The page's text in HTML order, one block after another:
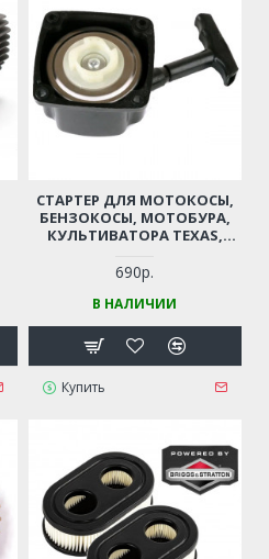
СТАРТЕР ДЛЯ МОТОКОСЫ,
БЕНЗОКОСЫ, МОТОБУРА,
КУЛЬТИВАТОРА TEXAS,
PATRIOT, PRORAB, FUBAG,
ADA, КАЛИБР И ПР.
(САМОЗАПУСК-ТРЕЩЕТКА)
690р.
В НАЛИЧИИ
Купить